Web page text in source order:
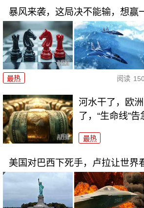
暴风来袭，这局决不能输，想赢
最热 阅读
河水干了，欧
了，“生命线”告
最热
美国对巴西下死手，卢拉让世界